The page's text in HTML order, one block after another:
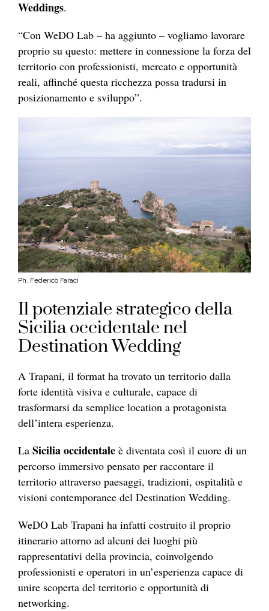
Weddings.
“Con WeDO Lab – ha aggiunto – vogliamo lavorare
proprio su questo: mettere in connessione la forza del
territorio con professionisti, mercato e opportunità
reali, affinché questa ricchezza possa tradursi in
posizionamento e sviluppo”.
Ph. Federico Faraci
Il potenziale strategico della
Sicilia occidentale nel
Destination Wedding
A Trapani, il format ha trovato un territorio dalla
forte identità visiva e culturale, capace di
trasformarsi da semplice location a protagonista
dell’intera esperienza.
La Sicilia occidentale è diventata così il cuore di un
percorso immersivo pensato per raccontare il
territorio attraverso paesaggi, tradizioni, ospitalità e
visioni contemporanee del Destination Wedding.
WeDO Lab Trapani ha infatti costruito il proprio
itinerario attorno ad alcuni dei luoghi più
rappresentativi della provincia, coinvolgendo
professionisti e operatori in un’esperienza capace di
unire scoperta del territorio e opportunità di
networking.